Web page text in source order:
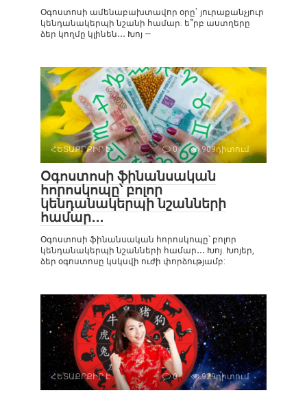
Օգոստոսի ամենաբախտավոր օրը` յուրաքանչյուր
կենդանակերպի նշանի համար. ե՞րբ աստղերը
ձեր կողմը կլինեն․․․ Խոյ —
ՀԵՏԱՔՐՔԻՐ Է 0 909դիտում
Օգոստոսի ֆինանսական
հորոսկոպը՝ բոլոր
կենդանակերպի նշանների
համար․․․
Օգոստոսի ֆինանսական հորոսկոպը՝ բոլոր
կենդանակերպի նշանների համար․․․ Խոյ. Խոյեր,
ձեր օգոստոսը կսկսվի ուժի փորձությամբ:
ՀԵՏԱՔՐՔԻՐ Է 0 929դիտում